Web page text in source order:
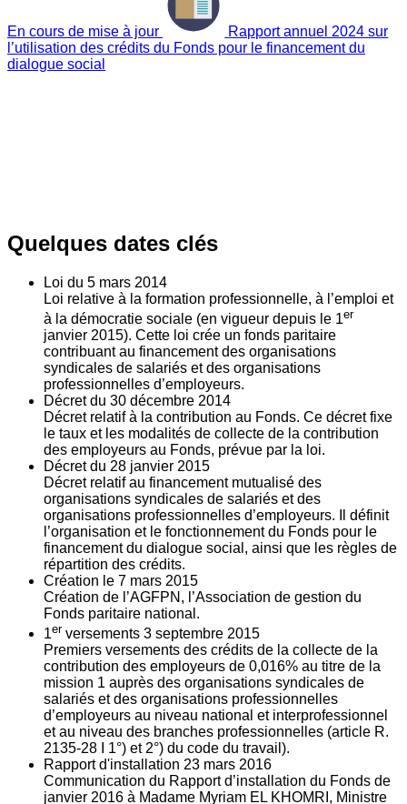
En cours de mise à jour
Rapport annuel 2024 sur
l’utilisation des crédits du Fonds pour le financement du
dialogue social
Quelques dates clés
Loi du 5 mars 2014
Loi relative à la formation professionnelle, à l’emploi et
à la démocratie sociale (en vigueur depuis le 1er
janvier 2015). Cette loi crée un fonds paritaire
contribuant au financement des organisations
syndicales de salariés et des organisations
professionnelles d’employeurs.
Décret du 30 décembre 2014
Décret relatif à la contribution au Fonds. Ce décret fixe
le taux et les modalités de collecte de la contribution
des employeurs au Fonds, prévue par la loi.
Décret du 28 janvier 2015
Décret relatif au financement mutualisé des
organisations syndicales de salariés et des
organisations professionnelles d’employeurs. Il définit
l’organisation et le fonctionnement du Fonds pour le
financement du dialogue social, ainsi que les règles de
répartition des crédits.
Création le 7 mars 2015
Création de l’AGFPN, l’Association de gestion du
Fonds paritaire national.
1er versements 3 septembre 2015
Premiers versements des crédits de la collecte de la
contribution des employeurs de 0,016% au titre de la
mission 1 auprès des organisations syndicales de
salariés et des organisations professionnelles
d’employeurs au niveau national et interprofessionnel
et au niveau des branches professionnelles (article R.
2135‐28 I 1°) et 2°) du code du travail).
Rapport d'installation 23 mars 2016
Communication du Rapport d’installation du Fonds de
janvier 2016 à Madame Myriam EL KHOMRI, Ministre